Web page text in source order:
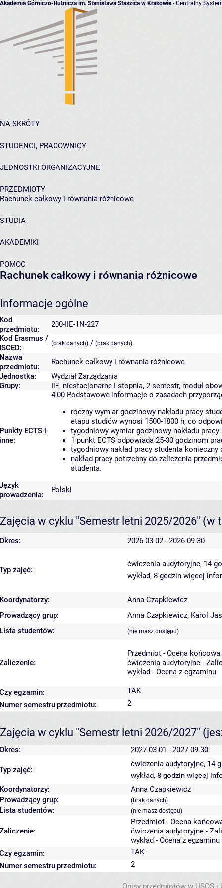
Akademia Górniczo-Hutnicza im. Stanisława Staszica w Krakowie- Centralny
NA SKRÓTY
STUDENCI, PRACOWNICY
JEDNOSTKI ORGANIZACYJNE
PRZEDMIOTY
Rachunek całkowy i równania różnicowe
STUDIA
AKADEMIKI
POMOC
Rachunek całkowy i równania różnicowe
Informacje ogólne
Kod
przedmiotu:
200-IIE-1N-227
Kod Erasmus /
ISCED:
(brak danych) / (brak danych)
Nazwa
przedmiotu:
Rachunek całkowy i równania różnicowe
Jednostka:
Wydział Zarządzania
Grupy:
IiE, niestacjonarne I stopnia, 2 semestr, moduł
Punkty ECTS i
inne:
4.00 Podstawowe informacje o zasadach
roczny wymiar godzinowy nakładu pracy
etapu studiów wynosi 1500-1800 h, co
tygodniowy wymiar godzinowy nakładu
1 punkt ECTS odpowiada 25-30 godzinom
tygodniowy nakład pracy studenta
nakład pracy potrzebny do zaliczenia
studenta.
Język
prowadzenia:
Polski
Zajęcia w cyklu "Semestr letni 2025/2026" (w
Okres: 2026-03-02 - 2026-09-30
Typ zajęć:
ćwiczenia audytoryjne, 14
wykład, 8 godzin więcej
Koordynatorzy:
Anna Czapkiewicz
Prowadzący grup:
Anna Czapkiewicz, Karol
Lista studentów:
(nie masz dostępu)
Zaliczenie:
Przedmiot - Ocena
ćwiczenia audytoryjne -
wykład - Ocena z egzaminu
Czy egzamin:
TAK
Numer semestru przedmiotu:
2
Zajęcia w cyklu "Semestr letni 2026/2027"
Okres: 2027-03-01 - 2027-09-30
Typ zajęć:
ćwiczenia audytoryjne, 14
wykład, 8 godzin więcej
Koordynatorzy:
Anna Czapkiewicz
Prowadzący grup:
(brak danych)
Lista studentów: (nie masz dostępu)
Zaliczenie:
Przedmiot - Ocena
ćwiczenia audytoryjne -
wykład - Ocena z egzaminu
Czy egzamin:
TAK
Numer semestru przedmiotu:
2
Opisy przedmiotów w USOS